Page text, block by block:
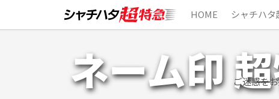
HOME シャチハ
ネーム印
ご迷惑を